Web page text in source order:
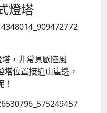
燈塔
，非常具歐陸風
位置接近山崖邊，